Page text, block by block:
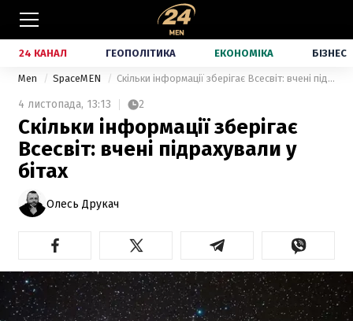
24 КАНАЛ ГЕОПОЛІТИКА ЕКОНОМІКА БІЗНЕС
Men SpaceMEN Скільки інформації зберігає Всесвіт: вчені підрахували у бітах
4 листопада, 13:13 2
Скільки інформації зберігає
Всесвіт: вчені підрахували у
бітах
Олесь Друкач